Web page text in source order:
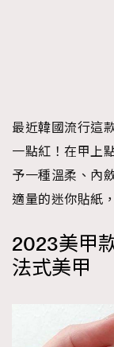
最近韓國流行這
一點紅！在甲上
予一種溫柔、內
適量的迷你貼紙
2023美甲
法式美甲